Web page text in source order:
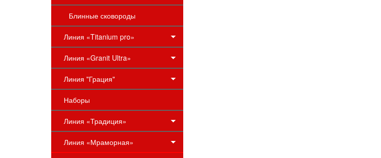
Блинные сковороды
Линия «Titanium pro»
Линия «Granit Ultra»
Линия "Грация"
Наборы
Линия «Традиция»
Линия «Мраморная»